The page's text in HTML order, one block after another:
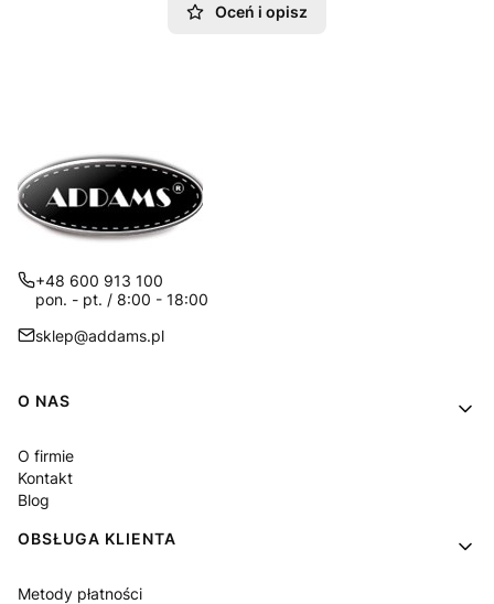
Oceń i opisz
+48 600 913 100
pon. - pt. / 8:00 - 18:00
sklep@addams.pl
Linki w stopce
O NAS
O firmie
Kontakt
Blog
OBSŁUGA KLIENTA
Metody płatności